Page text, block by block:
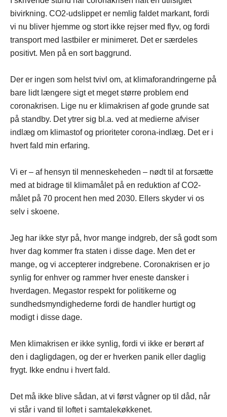
bivirkning. CO2-udslippet er nemlig faldet markant, fordi
vi nu bliver hjemme og stort ikke rejser med flyv, og fordi
transport med lastbiler er minimeret. Det er særdeles
positivt. Men på en sort baggrund.
Der er ingen som helst tvivl om, at klimaforandringerne på
bare lidt længere sigt et meget større problem end
coronakrisen. Lige nu er klimakrisen af gode grunde sat
på standby. Det ytrer sig bl.a. ved at medierne afviser
indlæg om klimastof og prioriteter corona-indlæg. Det er i
hvert fald min erfaring.
Vi er – af hensyn til menneskeheden – nødt til at forsætte
med at bidrage til klimamålet på en reduktion af CO2-
målet på 70 procent hen med 2030. Ellers skyder vi os
selv i skoene.
Jeg har ikke styr på, hvor mange indgreb, der så godt som
hver dag kommer fra staten i disse dage. Men det er
mange, og vi accepterer indgrebene. Coronakrisen er jo
synlig for enhver og rammer hver eneste dansker i
hverdagen. Megastor respekt for politikerne og
sundhedsmyndighederne fordi de handler hurtigt og
modigt i disse dage.
Men klimakrisen er ikke synlig, fordi vi ikke er berørt af
den i dagligdagen, og der er hverken panik eller daglig
frygt. Ikke endnu i hvert fald.
Det må ikke blive sådan, at vi først vågner op til dåd, når
vi står i vand til loftet i samtalekøkkenet.